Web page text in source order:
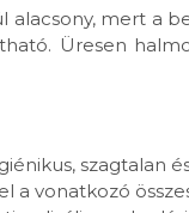
mert a
Üresen
szagtalan
a vonatkozó